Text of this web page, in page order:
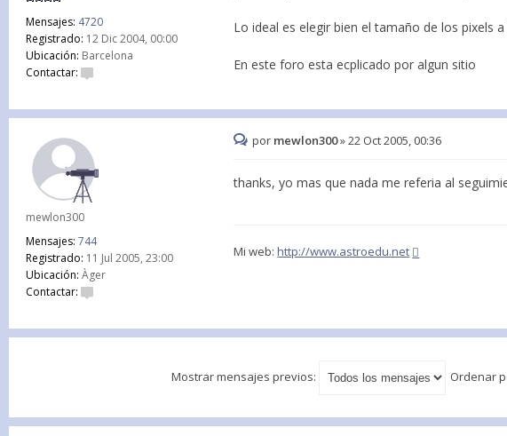
Mensajes: 4720
Registrado: 12 Dic 2004, 00:00
Ubicación: Barcelona
Contactar:
Lo ideal es elegir bien el tamaño de los pixels
En este foro esta ecplicado por algun sitio
mewlon300
Mensajes: 744
Registrado: 11 Jul 2005, 23:00
Ubicación: Àger
Contactar:
por mewlon300»22 Oct 2005, 00:36
thanks, yo mas que nada me referia al
Mi web:http://www.astroedu.net
Mostrar mensajes previos: Ordenar